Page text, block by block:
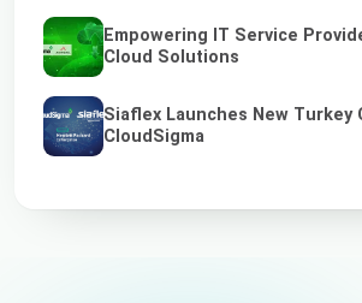
Empowering IT Service
Cloud Solutions
Siaflex Launches New
CloudSigma